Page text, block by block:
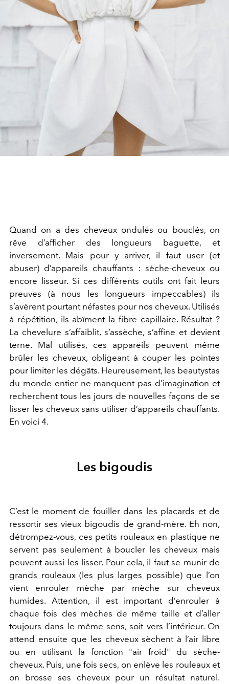
Quand on a des cheveux ondulés ou bouclés, on
rêve d’afficher des longueurs baguette, et
inversement. Mais pour y arriver, il faut user (et
abuser) d’appareils chauffants : sèche-cheveux ou
encore lisseur. Si ces différents outils ont fait leurs
preuves (à nous les longueurs impeccables) ils
s’avèrent pourtant néfastes pour nos cheveux. Utilisés
à répétition, ils abîment la fibre capillaire. Résultat ?
La chevelure s’affaiblit, s’assèche, s’affine et devient
terne. Mal utilisés, ces appareils peuvent même
brûler les cheveux, obligeant à couper les pointes
pour limiter les dégâts. Heureusement, les beautystas
du monde entier ne manquent pas d’imagination et
recherchent tous les jours de nouvelles façons de se
lisser les cheveux sans utiliser d’appareils chauffants.
En voici 4.
Les bigoudis
C’est le moment de fouiller dans les placards et de
ressortir ses vieux bigoudis de grand-mère. Eh non,
détrompez-vous, ces petits rouleaux en plastique ne
servent pas seulement à boucler les cheveux mais
peuvent aussi les lisser. Pour cela, il faut se munir de
grands rouleaux (les plus larges possible) que l’on
vient enrouler mèche par mèche sur cheveux
humides. Attention, il est important d’enrouler à
chaque fois des mèches de même taille et d’aller
toujours dans le même sens, soit vers l’intérieur. On
attend ensuite que les cheveux sèchent à l’air libre
ou en utilisant la fonction "air froid" du sèche-
cheveux. Puis, une fois secs, on enlève les rouleaux et
on brosse ses cheveux pour un résultat naturel.